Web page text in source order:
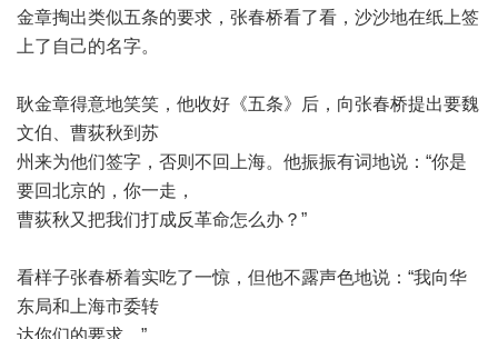
金章掏出类似五条的要求，张春桥看了看，沙沙地在纸上签
上了自己的名字。
耿金章得意地笑笑，他收好《五条》后，向张春桥提出要魏
文伯、曹荻秋到苏
州来为他们签字，否则不回上海。他振振有词地说： “你是
要回北京的，你一走，
曹荻秋又把我们打成反革命怎么办？ ”
看样子张春桥着实吃了一惊，但他不露声色地说： “我向华
东局和上海市委转
达你们的要求。 ”